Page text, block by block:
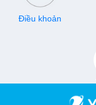
Điều khoản